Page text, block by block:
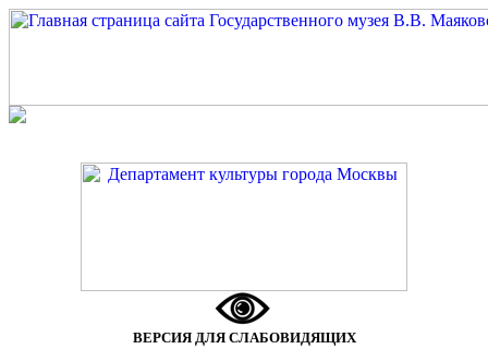
ВЕРСИЯ ДЛЯ СЛАБОВИДЯЩИХ